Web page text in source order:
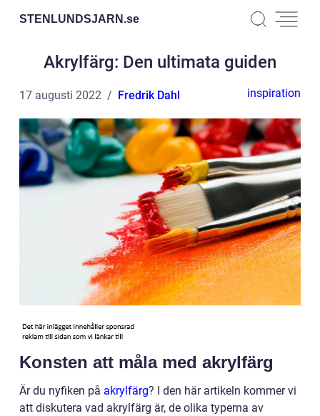
STENLUNDSJARN.se
Akrylfärg: Den ultimata guiden
17 augusti 2022 Fredrik Dahl inspiration
Konsten att måla med akrylfärg
Är du nyfiken på akrylfärg? I den här artikeln kommer vi
att diskutera vad akrylfärg är, de olika typerna av